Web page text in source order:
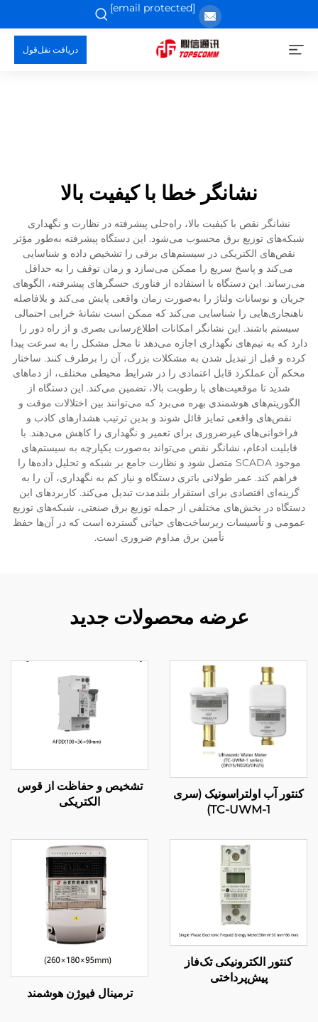
[email protected]
دریافت نقل‌قول
نشانگر خطا با کیفیت بالا
نشانگر نقص با کیفیت بالا، راه‌حلی پیشرفته در نظارت و نگهداری
شبکه‌های توزیع برق محسوب می‌شود. این دستگاه پیشرفته به‌طور مؤثر
نقص‌های الکتریکی در سیستم‌های برقی را تشخیص داده و شناسایی
می‌کند و پاسخ سریع را ممکن می‌سازد و زمان توقف را به حداقل
می‌رساند. این دستگاه با استفاده از فناوری حسگرهای پیشرفته، الگوهای
جریان و نوسانات ولتاژ را به‌صورت زمان واقعی پایش می‌کند و بلافاصله
ناهنجاری‌هایی را شناسایی می‌کند که ممکن است نشانهٔ خرابی احتمالی
سیستم باشند. این نشانگر امکانات اطلاع‌رسانی بصری و از راه دور را
دارد که به تیم‌های نگهداری اجازه می‌دهد تا محل مشکل را به سرعت پیدا
کرده و قبل از تبدیل شدن به مشکلات بزرگ، آن را برطرف کنند. ساختار
محکم آن عملکرد قابل اعتمادی را در شرایط محیطی مختلف، از دماهای
شدید تا موقعیت‌های با رطوبت بالا، تضمین می‌کند. این دستگاه از
الگوریتم‌های هوشمندی بهره می‌برد که می‌توانند بین اختلالات موقت و
نقص‌های واقعی تمایز قائل شوند و بدین ترتیب هشدارهای کاذب و
فراخوانی‌های غیرضروری برای تعمیر و نگهداری را کاهش می‌دهند. با
قابلیت ادغام، نشانگر نقص می‌تواند به‌صورت یکپارچه به سیستم‌های
موجود SCADA متصل شود و نظارت جامع بر شبکه و تحلیل داده‌ها را
فراهم کند. عمر طولانی باتری دستگاه و نیاز کم به نگهداری، آن را به
گزینه‌ای اقتصادی برای استقرار بلندمدت تبدیل می‌کند. کاربردهای این
دستگاه در بخش‌های مختلفی از جمله توزیع برق صنعتی، شبکه‌های توزیع
عمومی و تأسیسات زیرساخت‌های حیاتی گسترده است که در آن‌ها حفظ
تأمین برق مداوم ضروری است.
عرضه محصولات جدید
کنتور آب اولتراسونیک (سری
TC-UWM-1)
تشخیص و حفاظت از قوس
الکتریکی
کنتور الکترونیکی تک‌فاز
پیش‌پرداختی
ترمینال فیوژن هوشمند